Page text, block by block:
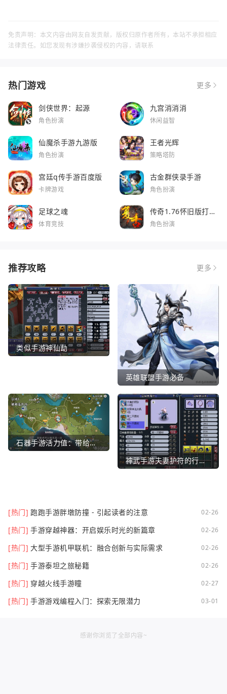
免责声明：本文内容由网友自发贡献，版权归原作者所有，本站不承担相应
法律责任。如您发现有涉嫌抄袭侵权的内容，请联系
热门游戏 更多
剑侠世界：起源
角色扮演
九宫消消消
休闲益智
仙魔杀手游九游版
角色扮演
王者光辉
策略塔防
宫廷q传手游百度版
卡牌游戏
古金群侠录手游
角色扮演
足球之魂
体育竞技
传奇1.76怀旧版打金
服
角色扮演
推荐攻略 更多
类似手游神仙劫
英雄联盟手游必备
石器手游活力值：带给你全新的游戏体验
神武手游夫妻护符的行业文章
[热门] 跑跑手游胖墩防撞 - 引起读者的注意 02-26
[热门] 手游穿越神器：开启娱乐时光的新篇章 02-26
[热门] 大型手游机甲联机：融合创新与实际需求 02-26
[热门] 手游泰坦之旅秘籍 02-26
[热门] 穿越火线手游瞳 02-27
[热门] 手游游戏编程入门：探索无限潜力 03-01
感谢你浏览了全部内容~